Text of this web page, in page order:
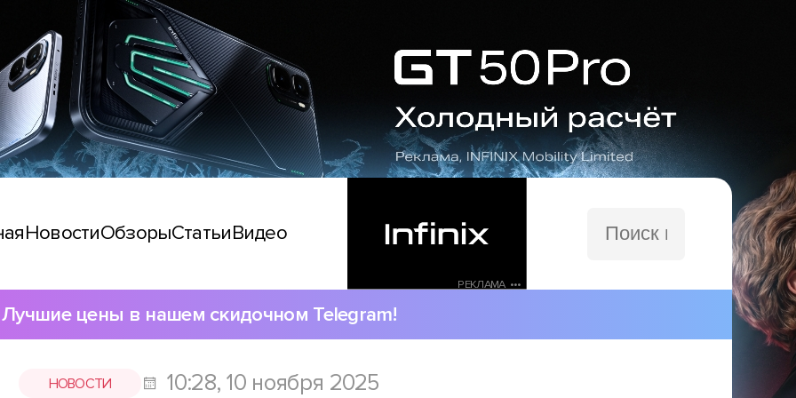
НовостиОбзорыСтатьиВидео
РЕКЛАМА •••
сайту
Лучшие цены в нашем скидочном Telegram!
НОВОСТИ 10:28, 10 ноября 2025